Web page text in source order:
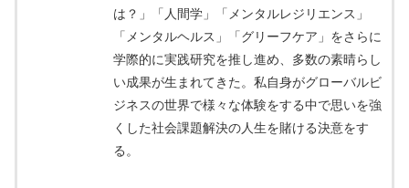
は？」「人間学」「メンタルレジリエンス」
「メンタルヘルス」「グリーフケア」をさらに
学際的に実践研究を推し進め、多数の素晴らし
い成果が生まれてきた。私自身がグローバルビ
ジネスの世界で様々な体験をする中で思いを強
くした社会課題解決の人生を賭ける決意をす
る。